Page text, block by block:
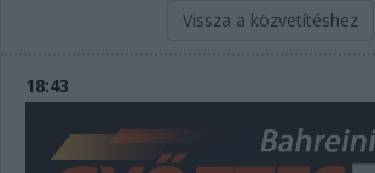
Vissza a közvetítéshez
18:43